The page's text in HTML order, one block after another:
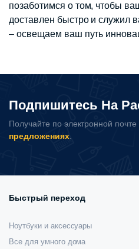
позаботимся о том, чтобы
доставлен быстро и служил
– освещаем ваш путь
Подпишитесь На
Получайте по электронной
предложениях.
Быстрый переход
Ноутбуки и аксессуары
Все для умного дома